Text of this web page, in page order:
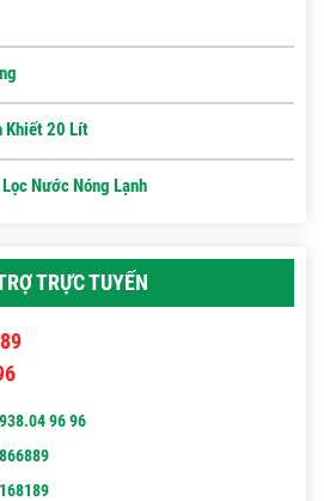
Khiết 20 Lít
Nước Nóng Lạnh
TRỰC TUYẾN
96 96